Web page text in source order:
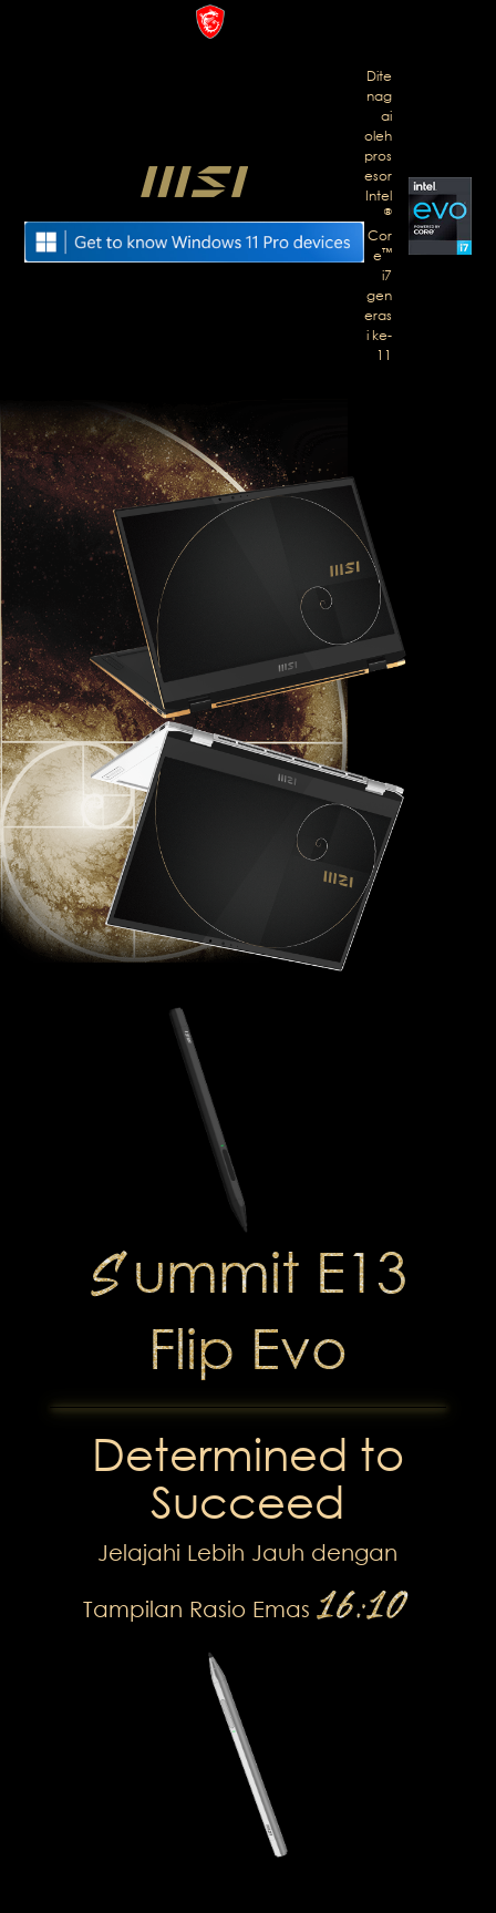
Dite
nag
ai
oleh
pros
esor
Intel
®
Cor
e™
i7
gen
eras
i ke-
11
S ummit E13
Flip Evo
Determined to
Succeed
Jelajahi Lebih Jauh dengan
Tampilan Rasio Emas 16:10